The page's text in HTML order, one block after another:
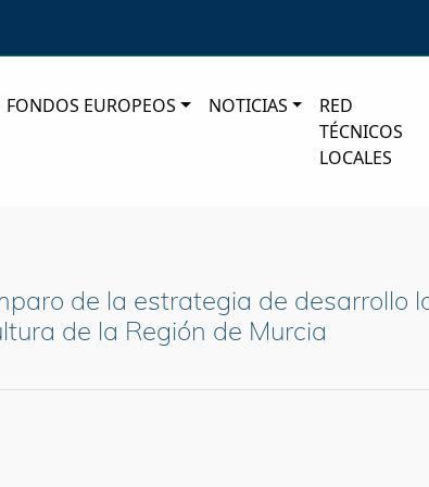
FONDOS EUROPEOS NOTICIAS
RED
TÉCNICOS
LOCALES
de la estrategia de desarrollo
de la Región de Murcia